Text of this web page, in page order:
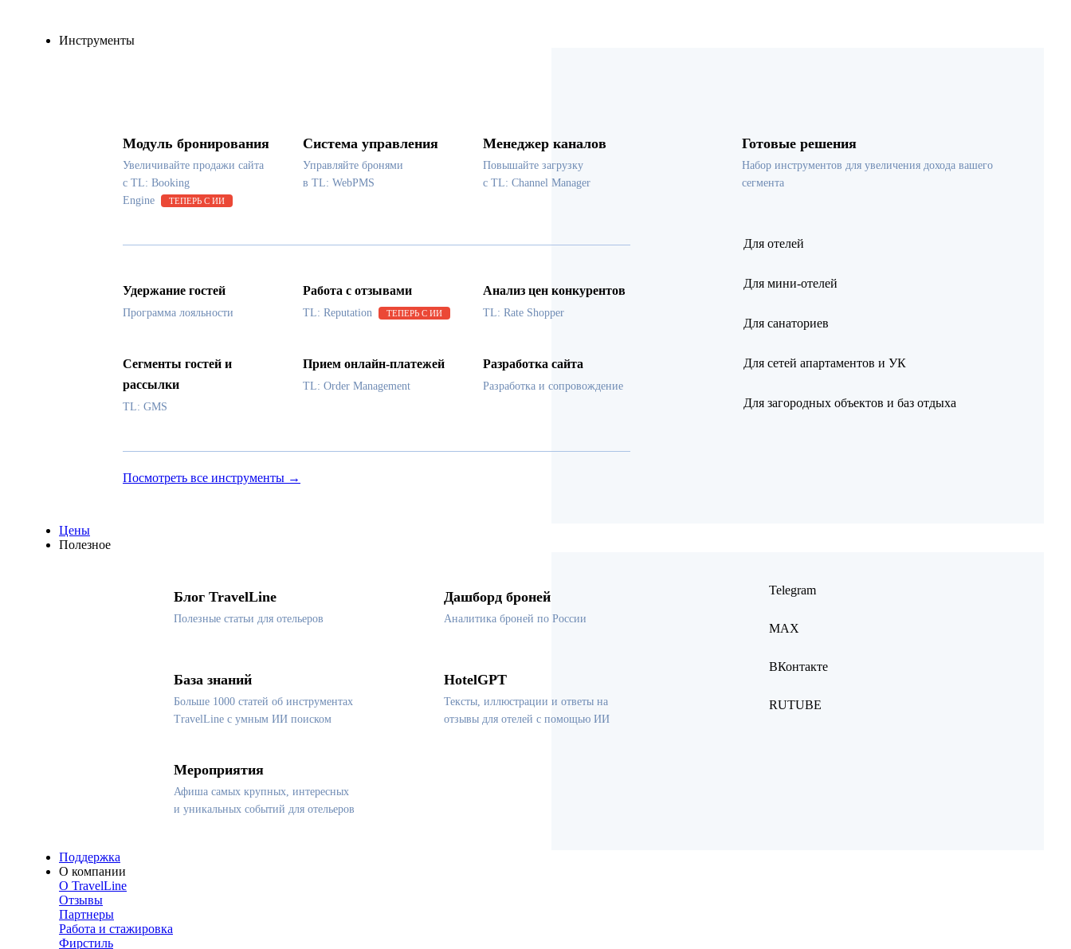
Инструменты
Модуль бронирования
Увеличивайте продажи сайта
с TL: Booking
Engine
ТЕПЕРЬ С ИИ
Система управления
Управляйте бронями
в TL: WebPMS
Менеджер каналов
Повышайте загрузку
с TL: Channel Manager
Удержание гостей
Программа лояльности
Работа с отзывами
TL: Reputation ТЕПЕРЬ С ИИ
Анализ цен конкурентов
TL: Rate Shopper
Сегменты гостей и
рассылки
TL: GMS
Прием онлайн-платежей
TL: Order Management
Разработка сайта
Разработка и сопровождение
Посмотреть все инструменты →
Готовые решения
Набор инструментов для увеличения дохода вашего
сегмента
Для отелей
Для мини-отелей
Для санаториев
Для сетей апартаментов и УК
Для загородных объектов и баз отдыха
Цены
Полезное
Блог TravelLine
Полезные статьи для отельеров
Дашборд броней
Аналитика броней по России
База знаний
Больше 1000 статей об инструментах
TravelLine с умным ИИ поиском
HotelGPT
Тексты, иллюстрации и ответы на
отзывы для отелей с помощью ИИ
Мероприятия
Афиша самых крупных, интересных
и уникальных событий для отельеров
Telegram
MAX
ВКонтакте
RUTUBE
Поддержка
О компании
О TravelLine
Отзывы
Партнеры
Работа и стажировка
Фирстиль